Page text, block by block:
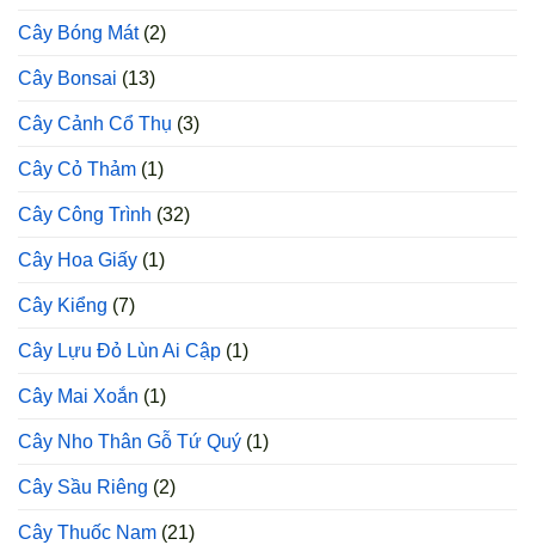
Cây Bóng Mát(2)
Cây Bonsai (13)
Cây Cảnh Cổ Thụ (3)
Cây Cỏ Thảm (1)
Cây Công Trình (32)
Cây Hoa Giấy (1)
Cây Kiểng (7)
Cây Lựu Đỏ Lùn Ai Cập (1)
Cây Mai Xoắn (1)
Cây Nho Thân Gỗ Tứ Quý (1)
Cây Sầu Riêng (2)
Cây Thuốc Nam (21)